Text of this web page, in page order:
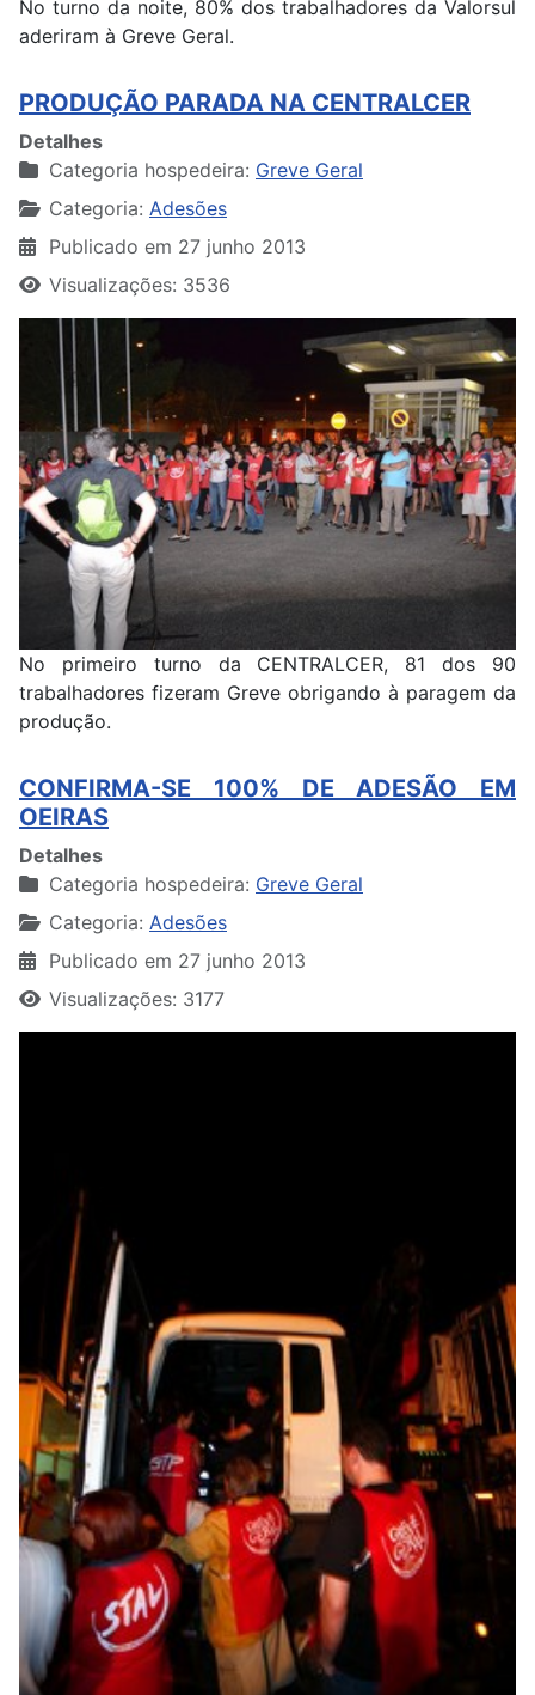
No turno da noite, 80% dos trabalhadores da Valorsul
aderiram à Greve Geral.
PRODUÇÃO PARADA NA CENTRALCER
Detalhes
Categoria hospedeira: Greve Geral
Categoria: Adesões
Publicado em 27 junho 2013
Visualizações: 3536
No primeiro turno da CENTRALCER, 81 dos 90
trabalhadores fizeram Greve obrigando à paragem da
produção.
CONFIRMA-SE 100% DE ADESÃO EM
OEIRAS
Detalhes
Categoria hospedeira: Greve Geral
Categoria: Adesões
Publicado em 27 junho 2013
Visualizações: 3177